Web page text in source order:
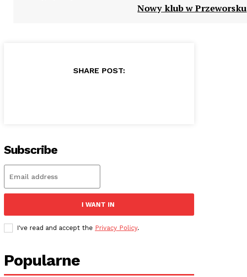
Nowy klub w Przeworsku
SHARE POST:
Subscribe
I WANT IN
I've read and accept the Privacy Policy.
Popularne